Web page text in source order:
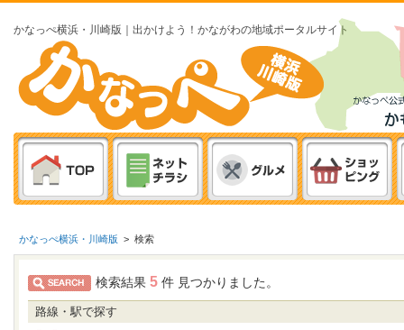
かなっぺ横浜・川崎版｜出かけよう！かながわの地域ポータルサイト
かなっぺ横浜・川崎版 > 検索
検索結果 5 件 見つかりました。
路線・駅で探す